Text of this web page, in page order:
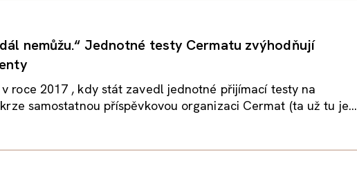
nemůžu.“ Jednotné testy Cermatu zvýhodňují
v roce 2017 , kdy stát zavedl jednotné přijímací testy na
samostatnou příspěvkovou organizaci Cermat (ta už tu je...